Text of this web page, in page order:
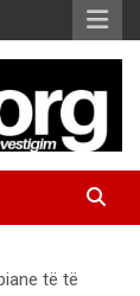
të të